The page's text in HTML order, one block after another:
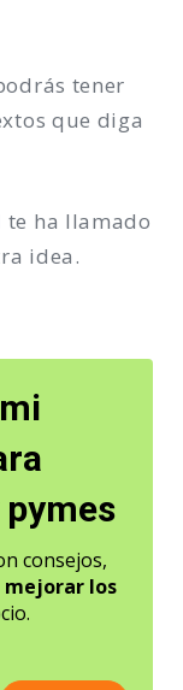
tener
que diga
te ha llamado
idea.
consejos,
mejorar los